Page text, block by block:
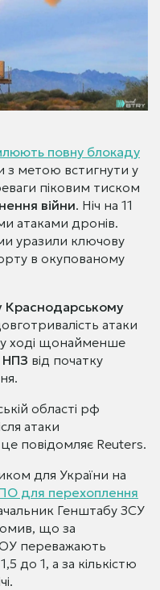
повну блокаду
з метою встигнути у
піковим тиском
війни. Ніч на 11
атаками дронів.
уразили ключову
в окупованому
Краснодарському
атаки
ході щонайменше
НПЗ від початку
області рф
атаки
повідомляє Reuters.
для України на
для перехоплення
Генштабу ЗСУ
що за
переважають
до 1, а за кількістю